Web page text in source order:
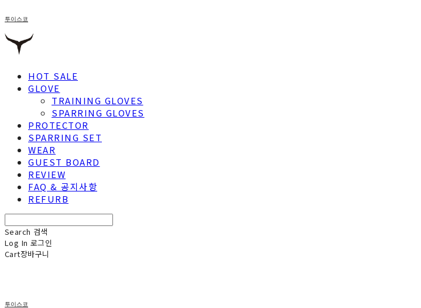
투이스코
HOT SALE
GLOVE
TRAINING GLOVES
SPARRING GLOVES
PROTECTOR
SPARRING SET
WEAR
GUEST BOARD
REVIEW
FAQ & 공지사항
REFURB
Search 검색
Log In 로그인
Cart장바구니
투이스코